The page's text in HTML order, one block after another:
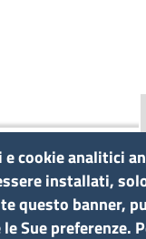
cookie analitici
installati,
questo banner,
Sue preferenze.